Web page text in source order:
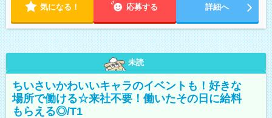
気になる！ 応募する 詳細へ
未読
ちいさいかわいいキャラのイベントも！好きな
場所で働ける☆来社不要！働いたその日に給料
もらえる◎/T1